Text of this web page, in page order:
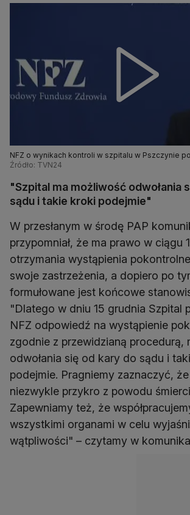
NFZ o wynikach kontroli w szpitalu w Pszczynie
ciężarnej 30-latki
Źródło: TVN24
"Szpital ma możliwość odwołania
sądu i takie kroki podejmie"
W przesłanym w środę PAP
przypomniał, że ma prawo w ciągu
otrzymania wystąpienia
swoje zastrzeżenia, a dopiero po
formułowane jest końcowe
"Dlatego w dniu 15 grudnia Szpital
NFZ odpowiedź na wystąpienie
zgodnie z przewidzianą procedurą,
odwołania się od kary do sądu i
podejmie. Pragniemy zaznaczyć,
niezwykle przykro z powodu
Zapewniamy też, że
wszystkimi organami w celu
wątpliwości" – czytamy w